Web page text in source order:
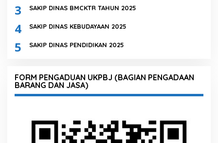
3 SAKIP DINAS BMCKTR TAHUN 2025
4 SAKIP DINAS KEBUDAYAAN 2025
5 SAKIP DINAS PENDIDIKAN 2025
FORM PENGADUAN UKPBJ (BAGIAN PENGADAAN
BARANG DAN JASA)